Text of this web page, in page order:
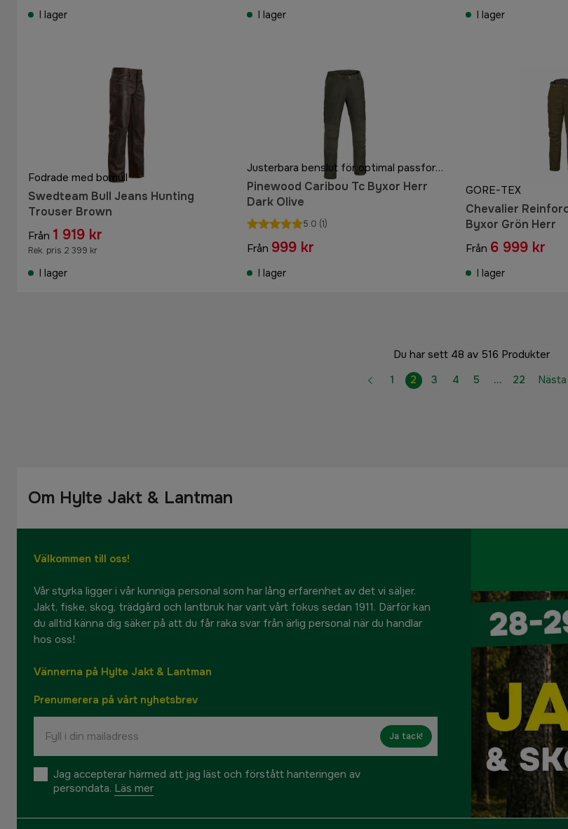
I lager I lager I lager
Fodrade med bomull
Swedteam Bull Jeans Hunting
Trouser Brown
Från 1 919 kr
Rek. pris 2 399 kr
I lager
Justerbara benslut för optimal passform
Pinewood Caribou Tc Byxor Herr
Dark Olive
5.0 (1)
Från 999 kr
I lager
GORE-TEX
Chevalier
Byxor Grön Herr
Från 6 999 kr
I lager
Du har sett 48 av 516 Produkter
1
2 3 4 5 … 22 Nästa
Om Hylte Jakt & Lantman
Välkommen till oss!
Vår styrka ligger i vår kunniga personal som har lång erfarenhet av det vi säljer.
Jakt, fiske, skog, trädgård och lantbruk har varit vårt fokus sedan 1911. Därför kan
du alltid känna dig säker på att du får raka svar från ärlig personal när du handlar
hos oss!
Vännerna på Hylte Jakt & Lantman
Prenumerera på vårt nyhetsbrev
Ja tack!
Jag accepterar härmed att jag läst och förstått hanteringen av
persondata. Läs mer